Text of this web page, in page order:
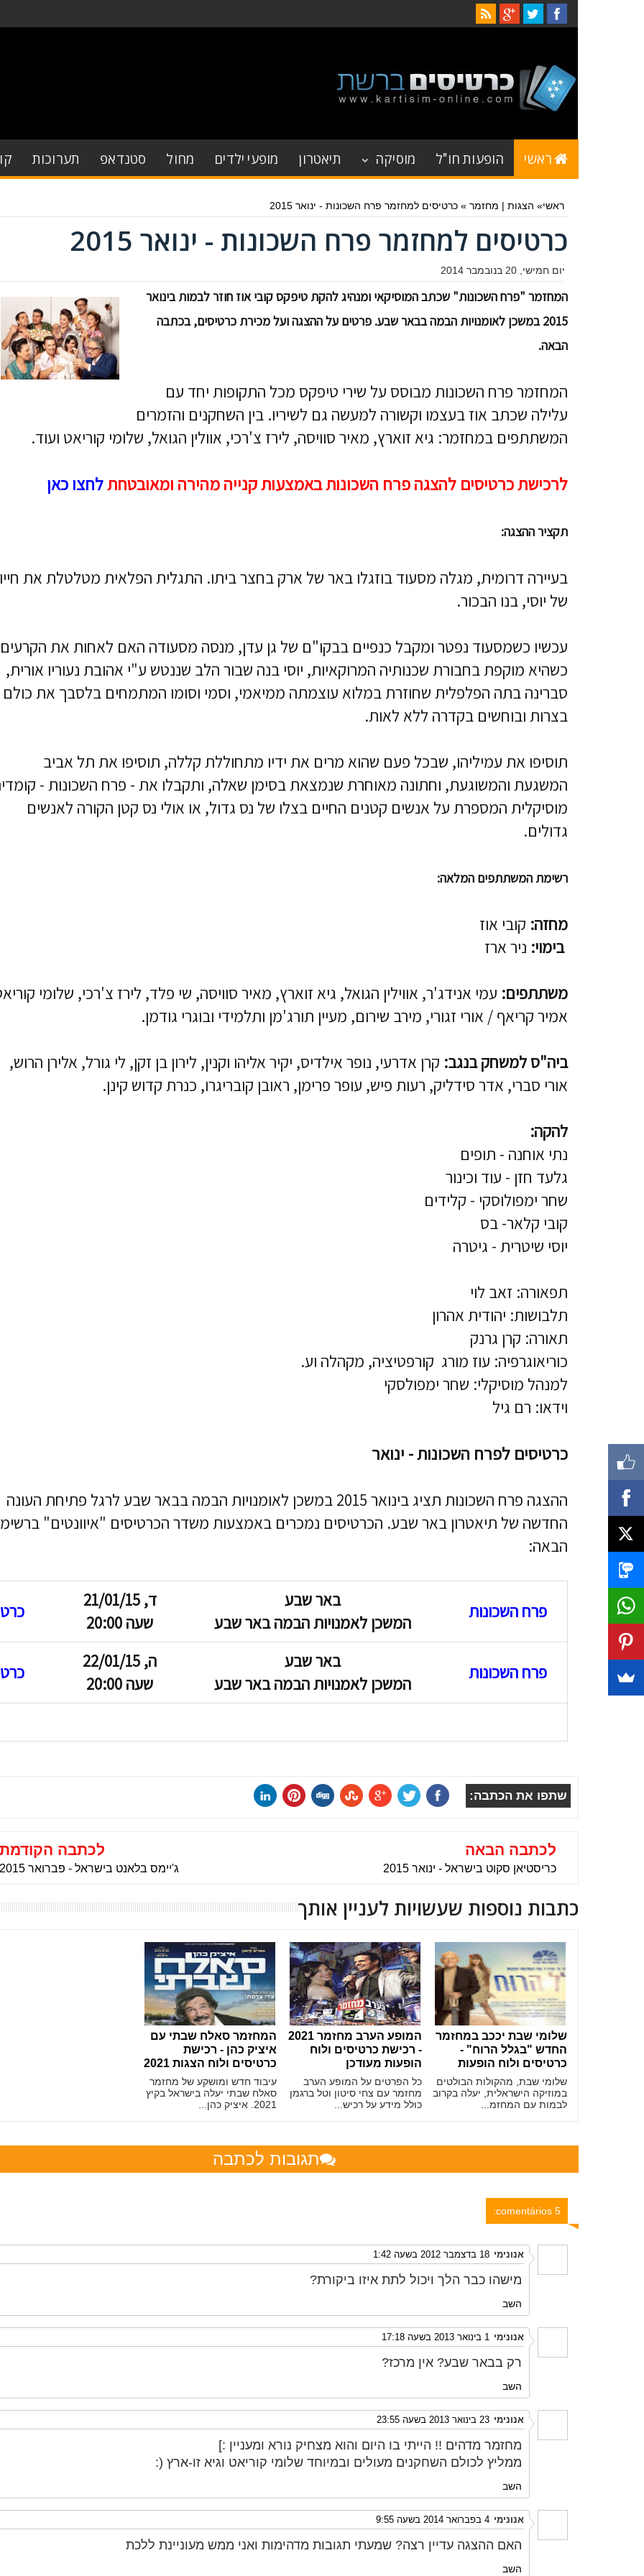
ראשי הופעות חו"ל מוסיקה תיאטרון מופעי ילדים מחול סטנדאפ תערוכות
ראשי» הצגות | מחזמר »כרטיסים למחזמר פרח השכונות - ינואר 2015
כרטיסים למחזמר פרח השכונות - ינואר 2015
יום חמישי, 20 בנובמבר 2014
המחזמר "פרח השכונות" שכתב המוסיקאי ומנהיג להקת טיפקס קובי אוז חוזר לבמות בינואר
2015 במשכן לאומנויות הבמה בבאר שבע. פרטים על ההצגה ועל מכירת כרטיסים, בכתבה
הבאה.
המחזמר פרח השכונות מבוסס על שירי טיפקס מכל התקופות יחד עם
עלילה שכתב אוז בעצמו וקשורה למעשה גם לשיריו. בין השחקנים והזמרים
המשתתפים במחזמר: גיא זוארץ, מאיר סוויסה, לירז צ'רכי, אוולין הגואל, שלומי קוריאט ועוד.
לרכישת כרטיסים להצגה פרח השכונות באמצעות קנייה מהירה ומאובטחתלחצו כאן
תקציר ההצגה:
בעיירה דרומית, מגלה מסעוד בוזגלו באר של ארק בחצר ביתו. התגלית הפלאית מטלטלת את
של יוסי, בנו הבכור.
עכשיו כשמסעוד נפטר ומקבל כנפיים בבקו"ם של גן עדן, מנסה מסעודה האם לאחות את הקרעים
כשהיא מוקפת בחבורת שכנותיה המרוקאיות, יוסי בנה שבור הלב שננטש ע"י אהובת נעוריו אורית,
סברינה בתה הפלפלית שחוזרת במלוא עוצמתה ממיאמי, וסמי וסומו המתמחים בלסבך את כולם
בצרות ובוחשים בקדרה ללא לאות.
תוסיפו את עמיליהו, שבכל פעם שהוא מרים את ידיו מתחוללת קללה, תוסיפו את תל אביב
המשגעת והמשוגעת, וחתונה מאוחרת שנמצאת בסימן שאלה, ותקבלו את - פרח השכונות -
מוסיקלית המספרת על אנשים קטנים החיים בצלו של נס גדול, או אולי נס קטן הקורה לאנשים
גדולים.
רשימת המשתתפים המלאה:
מחזה: קובי אוז
בימוי: ניר ארז
משתתפים: עמי אנידג'ר, אווילין הגואל, גיא זוארץ, מאיר סוויסה, שי פלד, לירז צ'רכי, שלומי
אמיר קריאף / אורי זגורי, מירב שירום, מעיין תורג'מן ותלמידי ובוגרי גודמן.
ביה"ס למשחק בנגב: קרן אדרעי, נופר אילדיס, יקיר אליהו וקנין, לירון בן זקן, לי גורל, אלירן הרוש,
אורי סברי, אדר סידליק, רעות פיש, עופר פרימן, ראובן קובריגרו, כנרת קדוש קינן.
להקה:
נתי אוחנה - תופים
גלעד חזן - עוד וכינור
שחר ימפולוסקי - קלידים
קובי קלאר- בס
יוסי שיטרית - גיטרה
תפאורה: זאב לוי
תלבושות: יהודית אהרון
תאורה: קרן גרנק
כוריאוגרפיה: עוז מורג קורפטיציה, מקהלה וע.
למנהל מוסיקלי: שחר ימפולסקי
וידאו: רם גיל
כרטיסים לפרח השכונות - ינואר
ההצגה פרח השכונות תציג בינואר 2015 במשכן לאומנויות הבמה בבאר שבע לרגל פתיחת העונה
החדשה של תיאטרון באר שבע. הכרטיסים נמכרים באמצעות משדר הכרטיסים "איוונטים"
הבאה:
פרח השכונות
באר שבע
המשכן לאמנויות הבמה באר שבע
ד, 21/01/15
שעה 20:00
פרח השכונות
באר שבע
המשכן לאמנויות הבמה באר שבע
ה, 22/01/15
שעה 20:00
שתפו את הכתבה:
לכתבה הבאה
כריסטיאן סקוט בישראל - ינואר 2015
לכתבה
ג'יימס בלאנט בישראל - פברואר 2015
כתבות נוספות שעשויות לעניין אותך
שלומי שבת יככב במחזמר
החדש "בגלל הרוח" -
כרטיסים ולוח הופעות
שלומי שבת, מהקולות הבולטים
במוזיקה הישראלית, יעלה בקרוב
לבמות עם המחזמ...
המופע הערב מחזמר 2021
- רכישת כרטיסים ולוח
הופעות מעודכן
כל הפרטים על המופע הערב
מחזמר עם צחי סיטון וטל ברגמן
כולל מידע על רכיש...
המחזמר סאלח שבתי עם
איציק כהן - רכישת
כרטיסים ולוח הצגות 2021
עיבוד חדש ומושקע של מחזמר
סאלח שבתי יעלה בישראל בקיץ
2021. איציק כהן...
תגובות לכתבה
5 comentários:
אנונימי 18 בדצמבר 2012 בשעה 1:42
מישהו כבר הלך ויכול לתת איזו ביקורת?
השב
אנונימי 1 בינואר 2013 בשעה 17:18
רק בבאר שבע? אין מרכז?
השב
אנונימי 23 בינואר 2013 בשעה 23:55
מחזמר מדהים !! הייתי בו היום והוא מצחיק נורא ומעניין :]
ממליץ לכולם השחקנים מעולים ובמיוחד שלומי קוריאט וגיא זו-ארץ (:
השב
אנונימי 4 בפברואר 2014 בשעה 9:55
האם ההצגה עדיין רצה? שמעתי תגובות מדהימות ואני ממש מעוניינת ללכת
השב